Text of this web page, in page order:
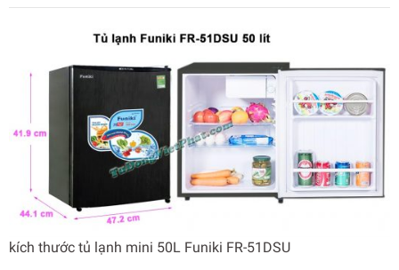
kích thước tủ lạnh mini 50L Funiki FR-51DSU